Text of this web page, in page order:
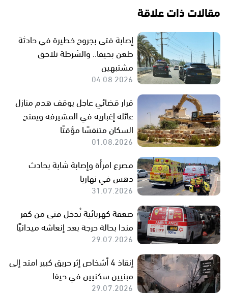
مقالات ذات علاقة
إصابة فتى بجروح خطيرة في حادثة
طعن بحيفا.. والشرطة تلاحق
مشتبهين
04.08.2026
قرار قضائي عاجل يوقف هدم منازل
عائلة إغبارية في المشيرفة ويمنح
السكان متنفسًا مؤقتًا
01.08.2026
مصرع امرأة وإصابة شابة بحادث
دهس في نهاريا
31.07.2026
صعقة كهربائية تُدخل فتى من كفر
مندا بحالة حرجة بعد إنعاشه ميدانيًا
29.07.2026
إنقاذ 4 أشخاص إثر حريق كبير امتد إلى
مبنيين سكنيين في حيفا
29.07.2026